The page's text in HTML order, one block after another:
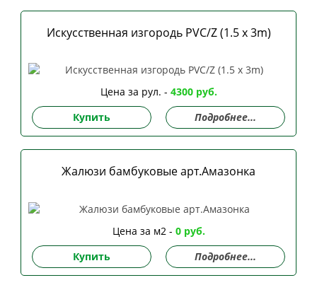
Искусственная изгородь PVC/Z (1.5 x 3m)
Цена за рул. - 4300 руб.
Купить
Подробнее...
Жалюзи бамбуковые арт.Амазонка
Цена за м2 - 0 руб.
Купить
Подробнее...